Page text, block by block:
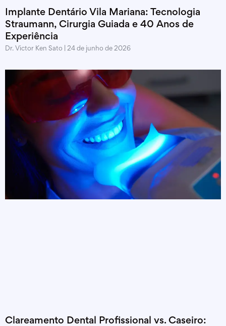
Implante Dentário Vila Mariana: Tecnologia
Straumann, Cirurgia Guiada e 40 Anos de
Experiência
Dr. Victor Ken Sato 24 de junho de 2026
Clareamento Dental Profissional vs. Caseiro: